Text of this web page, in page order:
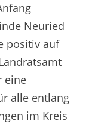
Neuried
positiv auf
eine
alle entlang
im Kreis